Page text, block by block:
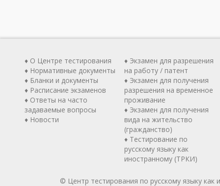
♦ О Центре тестирования
♦ Нормативные документы
♦ Бланки и документы
♦ Расписание экзаменов
♦ Ответы на часто
задаваемые вопросы
♦ Новости
♦ Экзамен для разрешения
на работу / патент
♦ Экзамен для получения
разрешения на временное
проживание
♦ Экзамен для получения
вида на жительство
(гражданство)
♦ Тестирование по
русскому языку как
иностранному (ТРКИ)
© Центр тестирования по русскому языку как